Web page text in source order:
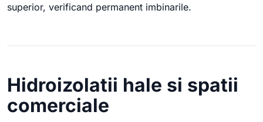
superior, verificand permanent imbinarile.
Hidroizolatii hale si spatii
comerciale